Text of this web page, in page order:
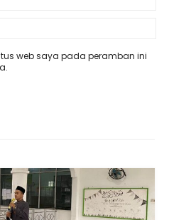
web saya pada peramban ini